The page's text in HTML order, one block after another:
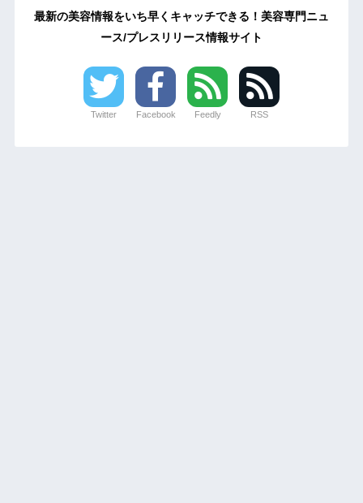
最新の美容情報をいち早くキャッチできる！美容専門ニュ
ース/プレスリリース情報サイト
Twitter Facebook Feedly RSS